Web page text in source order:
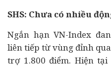
SHS: Chưa có nhiều
Ngắn hạn VN-Index
liên tiếp từ vùng đỉnh
trợ 1.800 điểm. Hiện